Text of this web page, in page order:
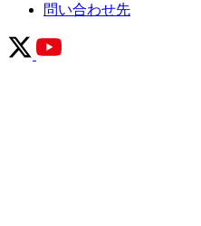
問い合わせ先